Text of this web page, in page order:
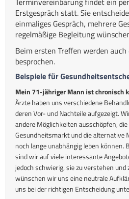
Erstgespräch statt. Sie
einmaliges Gespräch, mehrere
regelmäßige Begleitung
Beim ersten Treffen werden auch
besprochen.
Beispiele für
Mein 71-jähriger Mann ist chronisch
Ärzte haben uns verschiedene
deren Vor- und Nachteile aufgezeigt.
andere Möglichkeiten ausschöpfen,
Gesundheitsmarkt und die alternative
noch lange unabhängig leben können.
sind wir auf viele interessante
jedoch schwierig, sie zu verstehen und
wünschen wir uns eine neutrale
uns bei der richtigen Entscheidung